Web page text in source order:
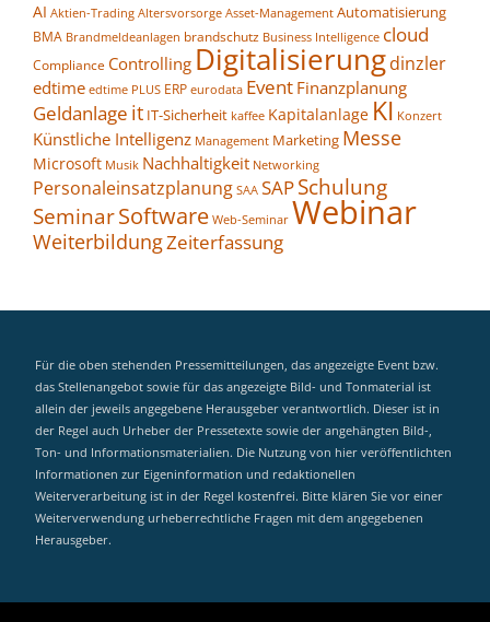
AI Aktien-Trading Altersvorsorge Asset-Management Automatisierung
BMA Brandmeldeanlagen brandschutz Business Intelligence cloud
Compliance Controlling Digitalisierungdinzler
edtime edtime PLUS ERP eurodata Event Finanzplanung
Geldanlage it IT-Sicherheit kaffee Kapitalanlage KI Konzert
Künstliche Intelligenz Management Marketing Messe
Microsoft Musik Nachhaltigkeit Networking
Personaleinsatzplanung SAA SAPSchulung
SeminarSoftware Web-Seminar Webinar
WeiterbildungZeiterfassung
Für die oben stehenden Pressemitteilungen, das angezeigte Event bzw.
das Stellenangebot sowie für das angezeigte Bild- und Tonmaterial ist
allein der jeweils angegebene Herausgeber verantwortlich. Dieser ist in
der Regel auch Urheber der Pressetexte sowie der angehängten Bild-,
Ton- und Informationsmaterialien. Die Nutzung von hier veröffentlichten
Informationen zur Eigeninformation und redaktionellen
Weiterverarbeitung ist in der Regel kostenfrei. Bitte klären Sie vor einer
Weiterverwendung urheberrechtliche Fragen mit dem angegebenen
Herausgeber.